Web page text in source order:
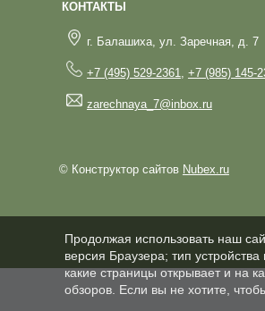
КОНТАКТЫ
г. Балашиха, ул. Заречная, д. 7
+7 (495) 529-2361 +7 (985) 145-
zarechnaya_7@inbox.ru
© Конструктор сайтов Nubex.ru
Продолжая использовать наш
версия Браузера; тип
какие страницы открывает и на
обзоров. Если вы не хотите,